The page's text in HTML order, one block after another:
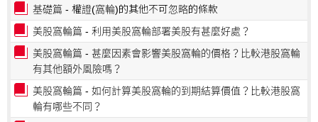
基礎篇 - 權證(窩輪)的其他不可忽略的條款
美股窩輪篇 - 利用美股窩輪部署美股有甚麼好處？
美股窩輪篇 - 甚麼因素會影響美股窩輪的價格？比較港股窩輪
有其他額外風險嗎？
美股窩輪篇 - 如何計算美股窩輪的到期結算價值？比較港股窩
輪有哪些不同？